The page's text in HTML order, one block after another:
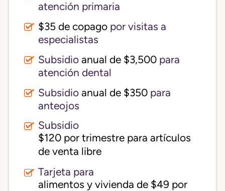
atención primaria
$35 de copago por visitas a
especialistas
Subsidio anual de $3,500 para
atención dental
Subsidio anual de $350 para
anteojos
Subsidio
$120 por trimestre para artículos
de venta libre
Tarjeta para
alimentos y vivienda de $49 por